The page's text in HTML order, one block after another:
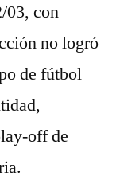
03, con
no logró
de fútbol
off de